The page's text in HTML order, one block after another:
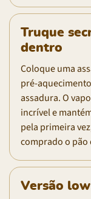
Truque
dentro
Coloque uma
pré-
assadura. O
incrível e
pela primeira
comprado o pão
Versão